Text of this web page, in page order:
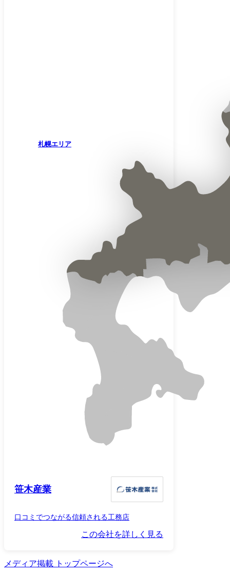
札幌エリア
笹木産業
口コミでつながる信頼される工務店
この会社を詳しく見る
メディア掲載 トップページへ